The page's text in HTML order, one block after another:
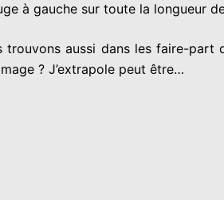
à gauche sur toute la longueur
trouvons aussi dans les faire-part
? J’extrapole peut être…